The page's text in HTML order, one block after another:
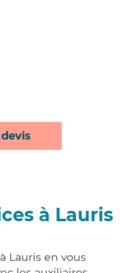
à Lauris
Lauris en vous